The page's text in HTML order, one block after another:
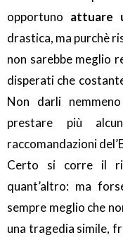
opportuno attuare
drastica, ma purchè
non sarebbe meglio
disperati che
Non darli
prestare più
raccomandazioni
Certo si corre il
quant’altro: ma
sempre meglio che
una tragedia simile,